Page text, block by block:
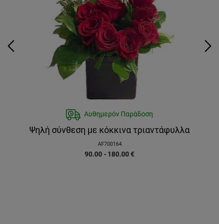
Αυθημερόν Παράδοση
Ψηλή σύνθεση με κόκκινα τριαντάφυλλα
AF700164
90.00 - 180.00€